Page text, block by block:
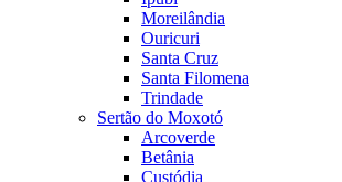
Moreilândia
Ouricuri
Santa Cruz
Santa Filomena
Trindade
Sertão do Moxotó
Arcoverde
Betânia
Custódia